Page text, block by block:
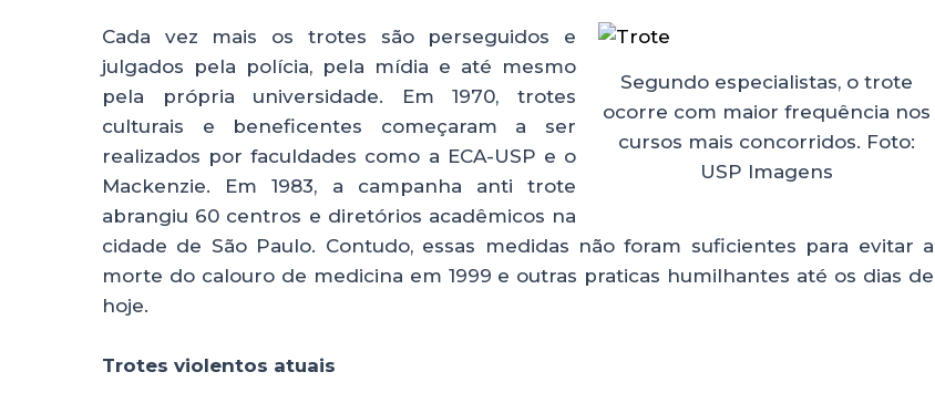
Segundo especialistas, o trote
ocorre com maior frequência nos
cursos mais concorridos. Foto:
USP Imagens
Cada vez mais os trotes são perseguidos e
julgados pela polícia, pela mídia e até mesmo
pela própria universidade. Em 1970, trotes
culturais e beneficentes começaram a ser
realizados por faculdades como a ECA-USP e o
Mackenzie. Em 1983, a campanha anti trote
abrangiu 60 centros e diretórios acadêmicos na
cidade de São Paulo. Contudo, essas medidas não foram suficientes para evitar a
morte do calouro de medicina em 1999 e outras praticas humilhantes até os dias de
hoje.
Trotes violentos atuais